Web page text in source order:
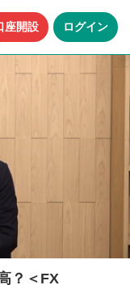
座開設 ログイン
？＜FX